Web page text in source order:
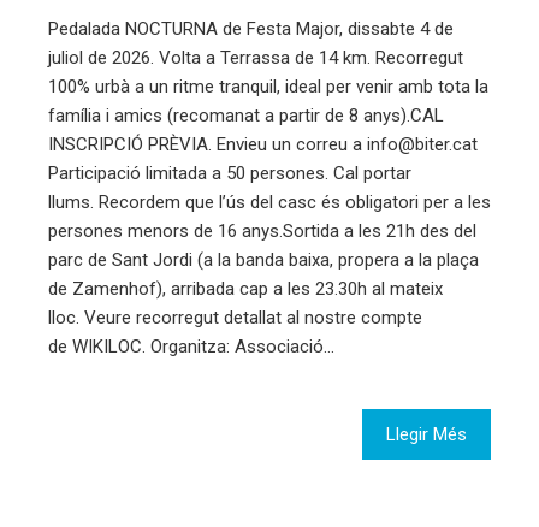
Pedalada NOCTURNA de Festa Major, dissabte 4 de
juliol de 2026. Volta a Terrassa de 14 km. Recorregut
100% urbà a un ritme tranquil, ideal per venir amb tota la
família i amics (recomanat a partir de 8 anys).CAL
INSCRIPCIÓ PRÈVIA. Envieu un correu a info@biter.cat
Participació limitada a 50 persones. Cal portar
llums. Recordem que l’ús del casc és obligatori per a les
persones menors de 16 anys.Sortida a les 21h des del
parc de Sant Jordi (a la banda baixa, propera a la plaça
de Zamenhof), arribada cap a les 23.30h al mateix
lloc. Veure recorregut detallat al nostre compte
de WIKILOC. Organitza: Associació…
Llegir Més